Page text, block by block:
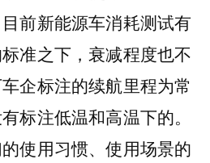
前新能源车消耗测试有
准之下，衰减程度也不
企标注的续航里程为常
标注低温和高温下的。
使用习惯、使用场景的